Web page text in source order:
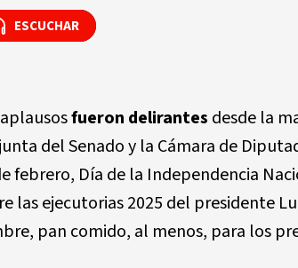
ESCUCHAR
ESCUCHAR
fueron delirantes desde la
del Senado y la Cámara de
febrero, Día de la Independencia
las ejecutorias 2025 del presidente
pan comido, al menos, para los